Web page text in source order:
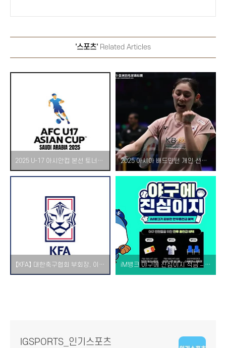
'스포츠' Related Articles
2025 U-17 아시안컵 본선 토너먼트 일정 및 결과! – 8강 준결승 결승 대한민국 타지키스탄 북한 사우디 우즈베키스탄 중계 2025 아시아 배드민턴 개인 선수권 최종 결과 및 상금 – 여자 단식 심유진 3위
【KFA】 대한축구협회 부회장, 이사 등 임원은 누구? [전무 위원회 고문 명단] iM뱅크 야구에 진심이지 적금 – 2025 프로야구 시즌권·유니폼 증정 이벤트!
IGSPORTS_인기스포츠